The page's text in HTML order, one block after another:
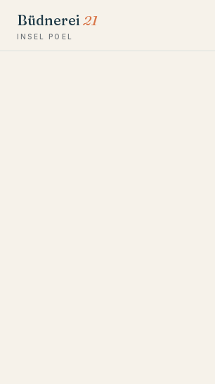
Büdnerei 21
INSEL POEL